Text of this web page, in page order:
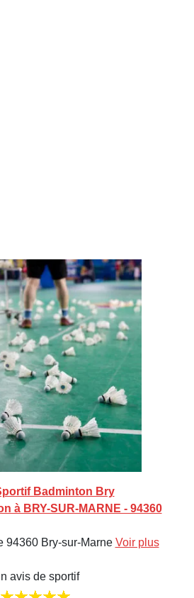
Badminton Bry
à BRY-SUR-MARNE - 94360
94360 Bry-sur-Marne Voir plus
avis de sportif